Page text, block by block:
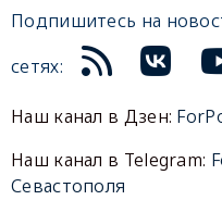
Подпишитесь на
сетях:
Наш канал в Дзен:
Наш канал в Telegram:
Севастополя